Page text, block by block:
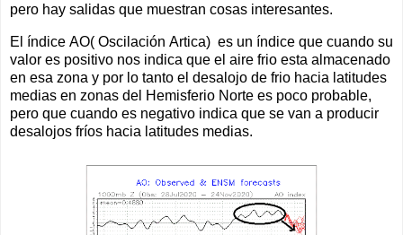
pero hay salidas que muestran cosas interesantes.
El índice AO( Oscilación Artica) es un índice que cuando su
valor es positivo nos indica que el aire frio esta almacenado
en esa zona y por lo tanto el desalojo de frio hacia latitudes
medias en zonas del Hemisferio Norte es poco probable,
pero que cuando es negativo indica que se van a producir
desalojos fríos hacia latitudes medias.